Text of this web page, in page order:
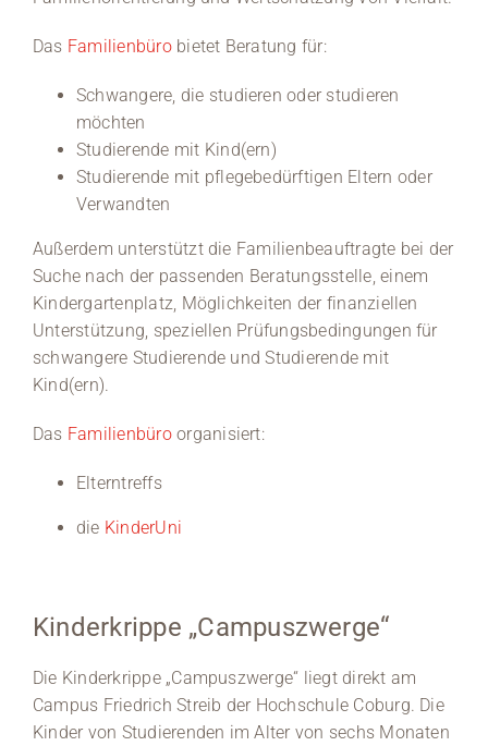
Das Familienbürobietet Beratung für:
Schwangere, die studieren oder studieren
möchten
Studierende mit Kind(ern)
Studierende mit pflegebedürftigen Eltern oder
Verwandten
Außerdem unterstützt die Familienbeauftragte bei der
Suche nach der passenden Beratungsstelle, einem
Kindergartenplatz, Möglichkeiten der finanziellen
Unterstützung, speziellen Prüfungsbedingungen für
schwangere Studierende und Studierende mit
Kind(ern).
Das Familienbüroorganisiert:
Elterntreffs
die KinderUni
Kinderkrippe „Campuszwerge“
Die Kinderkrippe „Campuszwerge“ liegt direkt am
Campus Friedrich Streib der Hochschule Coburg. Die
Kinder von Studierenden im Alter von sechs Monaten